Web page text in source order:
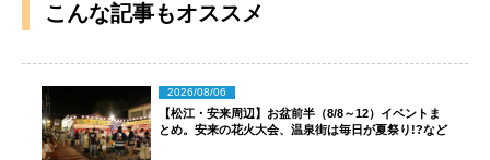
こんな記事もオススメ
2026/08/06
【松江・安来周辺】お盆前半（8/8～12）イベントま
とめ。安来の花火大会、温泉街は毎日が夏祭り!?など